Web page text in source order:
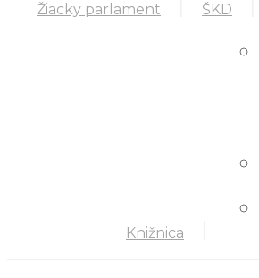
Žiacky parlament ŠKD
Knižnica